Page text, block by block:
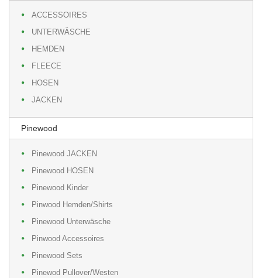
ACCESSOIRES
UNTERWÄSCHE
HEMDEN
FLEECE
HOSEN
JACKEN
Pinewood
Pinewood JACKEN
Pinewood HOSEN
Pinewood Kinder
Pinwood Hemden/Shirts
Pinewood Unterwäsche
Pinwood Accessoires
Pinewood Sets
Pinewod Pullover/Westen